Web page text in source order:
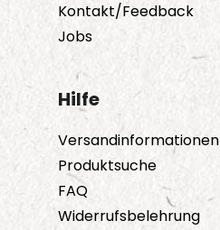
Kontakt/Feedback
Jobs
Hilfe
Versandinformationen
Produktsuche
FAQ
Widerrufsbelehrung